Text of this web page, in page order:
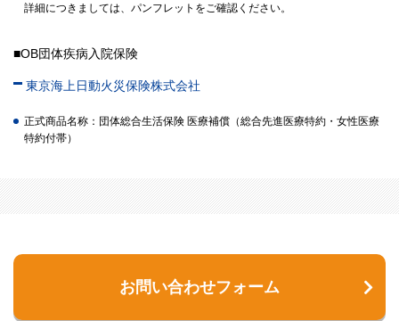
詳細につきましては、パンフレットをご確認ください。
■OB団体疾病入院保険
東京海上日動火災保険株式会社
正式商品名称：団体総合生活保険 医療補償（総合先進医療特約・女性医療
特約付帯）
お問い合わせフォーム